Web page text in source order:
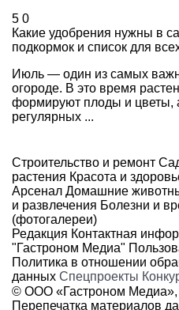
5 0
Какие удобрения нужны в
подкормок и список для
Июль — один из самых
огороде. В это время
формируют плоды и цветы,
регулярных ...
Строительство и ремонт
растения Красота и
Арсенал Домашние
и развлечения Болезни и
(фотогалереи)
Редакция Контактная
"Гастроном Медиа"
Политика в отношении
данных Спецпроекты
© ООО «Гастроном Медиа»,
Перепечатка материалов